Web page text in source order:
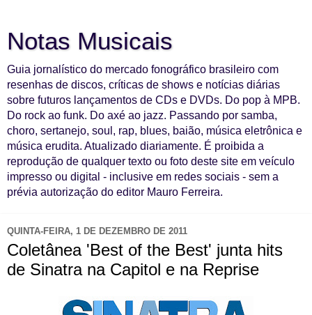
Notas Musicais
Guia jornalístico do mercado fonográfico brasileiro com
resenhas de discos, críticas de shows e notícias diárias
sobre futuros lançamentos de CDs e DVDs. Do pop à MPB.
Do rock ao funk. Do axé ao jazz. Passando por samba,
choro, sertanejo, soul, rap, blues, baião, música eletrônica e
música erudita. Atualizado diariamente. É proibida a
reprodução de qualquer texto ou foto deste site em veículo
impresso ou digital - inclusive em redes sociais - sem a
prévia autorização do editor Mauro Ferreira.
QUINTA-FEIRA, 1 DE DEZEMBRO DE 2011
Coletânea 'Best of the Best' junta hits
de Sinatra na Capitol e na Reprise